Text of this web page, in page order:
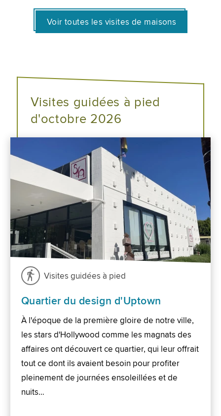
Voir toutes les visites de maisons
Visites guidées à pied
d'octobre 2026
Visites guidées à pied
Quartier du design d'Uptown
À l'époque de la première gloire de notre ville,
les stars d'Hollywood comme les magnats des
affaires ont découvert ce quartier, qui leur offrait
tout ce dont ils avaient besoin pour profiter
pleinement de journées ensoleillées et de
nuits…